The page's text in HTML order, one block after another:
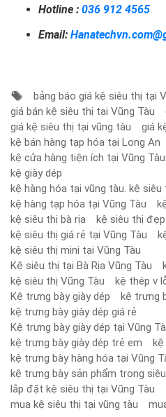
Hotline : 036 912 4565
Email:
bảng báo giá kệ siêu thị tại
giá bán kệ siêu thị tại Vũng Tàu
giá kệ siêu thị tại vũng tàu
giá
kệ bán hàng tạp hóa tại Long An
kệ cửa hàng tiện ích tại Vũng Tàu
kệ giày dép
kệ hàng hóa tại vũng tàu. kệ
kệ hàng tạp hóa tại Vũng Tàu
kệ siêu thị bà rịa
kệ siêu thị đẹp
kệ siêu thị giá rẻ tại Vũng Tàu
kệ siêu thị mini tại Vũng Tàu
Kệ siêu thị tại Bà Rịa Vũng Tàu
kệ siêu thị Vũng Tàu
kệ thép v
Kệ trưng bày giày dép
kệ trưng
kệ trưng bày giày dép giá rẻ
Kệ trưng bày giày dép tại Vũng
kệ trưng bày giày dép trẻ em
kệ
kệ trưng bày hàng hóa tại Vũng
kệ trưng bày sản phẩm trong
lắp đặt kệ siêu thị tại Vũng Tàu
mua kệ siêu thị tại vũng tàu